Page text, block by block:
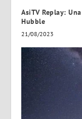
AsiTV Replay:
Hubble
21/08/2023